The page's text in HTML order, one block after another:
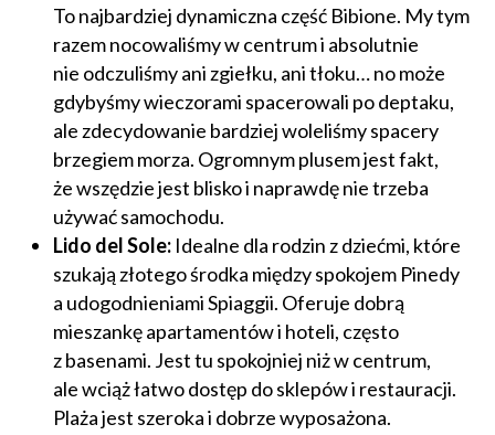
To najbardziej dynamiczna część Bibione. My tym
razem nocowaliśmy w centrum i absolutnie
nie odczuliśmy ani zgiełku, ani tłoku… no może
gdybyśmy wieczorami spacerowali po deptaku,
ale zdecydowanie bardziej woleliśmy spacery
brzegiem morza. Ogromnym plusem jest fakt,
że wszędzie jest blisko i naprawdę nie trzeba
używać samochodu.
Lido del Sole: Idealne dla rodzin z dziećmi, które
szukają złotego środka między spokojem Pinedy
a udogodnieniami Spiaggii. Oferuje dobrą
mieszankę apartamentów i hoteli, często
z basenami. Jest tu spokojniej niż w centrum,
ale wciąż łatwo dostęp do sklepów i restauracji.
Plaża jest szeroka i dobrze wyposażona.